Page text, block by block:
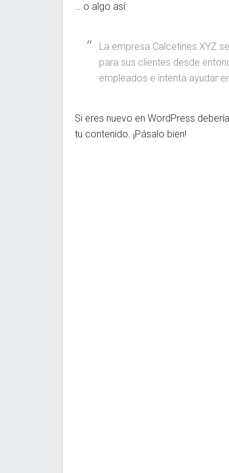
… o algo así:
La empresa Calcetines XYZ
para sus clientes desde
empleados e intenta ayudar
Si eres nuevo en WordPress
tu contenido. ¡Pásalo bien!